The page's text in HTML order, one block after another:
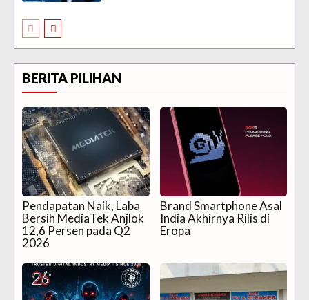
BERITA PILIHAN
Pendapatan Naik, Laba
Bersih MediaTek Anjlok
12,6 Persen pada Q2
2026
Brand Smartphone Asal
India Akhirnya Rilis di
Eropa